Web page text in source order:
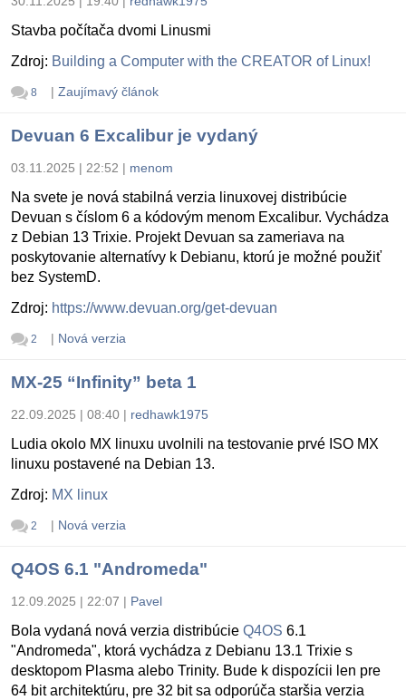
Stavba počítača dvomi Linusmi
Zdroj: Building a Computer with the CREATOR of Linux!
8 | Zaujímavý článok
Devuan 6 Excalibur je vydaný
03.11.2025 | 22:52 | menom
Na svete je nová stabilná verzia linuxovej distribúcie
Devuan s číslom 6 a kódovým menom Excalibur. Vychádza
z Debian 13 Trixie. Projekt Devuan sa zameriava na
poskytovanie alternatívy k Debianu, ktorú je možné použiť
bez SystemD.
Zdroj: https://www.devuan.org/get-devuan
2 | Nová verzia
MX-25 “Infinity” beta 1
22.09.2025 | 08:40 | redhawk1975
Ludia okolo MX linuxu uvolnili na testovanie prvé ISO MX
linuxu postavené na Debian 13.
Zdroj: MX linux
2 | Nová verzia
Q4OS 6.1 "Andromeda"
12.09.2025 | 22:07 | Pavel
Bola vydaná nová verzia distribúcie Q4OS 6.1
"Andromeda", ktorá vychádza z Debianu 13.1 Trixie s
desktopom Plasma alebo Trinity. Bude k dispozícii len pre
64 bit architektúru, pre 32 bit sa odporúča staršia verzia